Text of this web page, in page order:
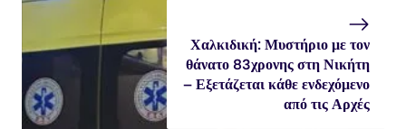
Χαλκιδική: Μυστήριο με τον
θάνατο 83χρονης στη Νικήτη
– Εξετάζεται κάθε ενδεχόμενο
από τις Αρχές